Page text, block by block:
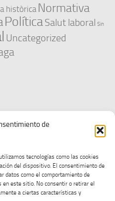
de
tecnologías como las cookies
del dispositivo. El consentimiento de
datos como el comportamiento de
en este sitio. No consentir o retirar el
a ciertas características y
històrica Normativa
PolíticaSalut laboral Sin
Uncategorized